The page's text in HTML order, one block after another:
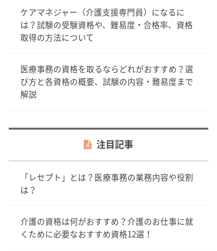
ケアマネジャー（介護支援専門員）になるに
は？試験の受験資格や、難易度・合格率、資格
取得の方法について
医療事務の資格を取るならどれがおすすめ？選
び方と各資格の概要、試験の内容・難易度まで
解説
注目記事
「レセプト」とは？医療事務の業務内容や役割
は？
介護の資格は何がおすすめ？介護のお仕事に就
くために必要なおすすめ資格12選！